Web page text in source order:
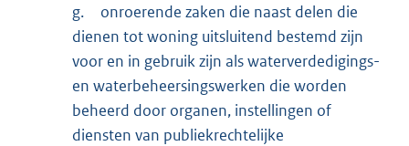
g.
onroerende zaken die naast delen die
dienen tot woning uitsluitend bestemd zijn
voor en in gebruik zijn als waterverdedigings-
en waterbeheersingswerken die worden
beheerd door organen, instellingen of
diensten van publiekrechtelijke